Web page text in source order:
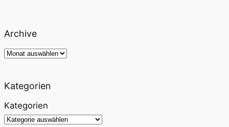
Archive
Archiv
Kategorien
Kategorien